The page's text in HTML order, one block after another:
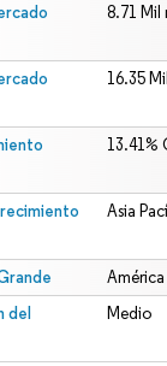
8.71 Mil
16.35
13.41%
Asia
del
Medio